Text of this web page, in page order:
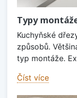
Typy
Kuchyňské
způsobů.
typ montáže.
Číst více